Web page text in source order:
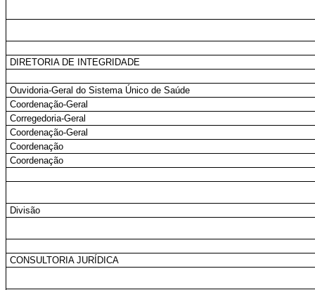
DIRETORIA DE INTEGRIDADE
Ouvidoria-Geral do Sistema Único de Saúde
Coordenação-Geral
Corregedoria-Geral
Coordenação-Geral
Coordenação
Coordenação
Divisão
CONSULTORIA JURÍDICA